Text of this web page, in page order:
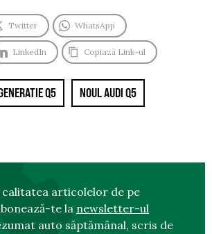
Twitter WhatsApp
LinkedIn Copiază Link-ul
Q5 NOUL AUDI Q5
calitatea articolelor de pe
te la newsletter-ul
auto săptămânal, scris de